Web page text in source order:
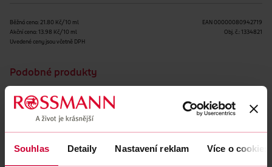
Souhlas Detaily Nastavení reklam Více o cookies
Běžná cena: 21.80 Kč/10 ml
Akční cena: 13.98 Kč/10 ml
Uvedené ceny jsou včetně DPH
EAN 00000080942719
Obj. č.: 1334821
Podobné produkty